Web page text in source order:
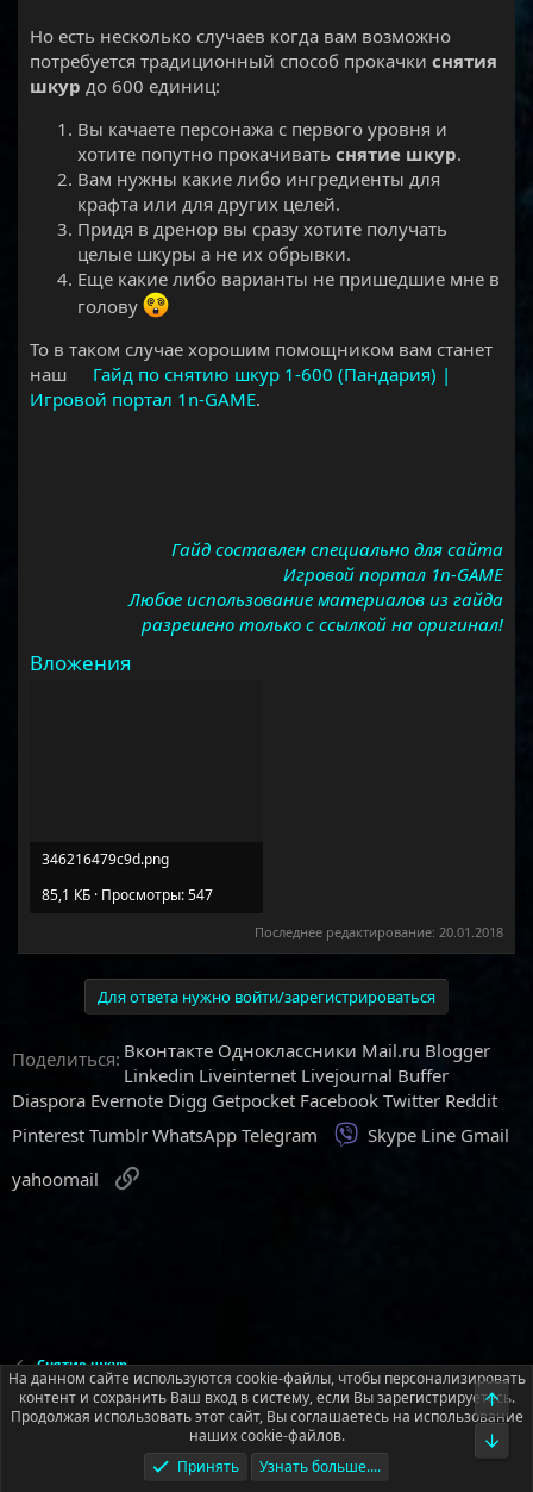
Но есть несколько случаев когда вам возможно
потребуется традиционный способ прокачки снятия
шкур до 600 единиц:
Вы качаете персонажа с первого уровня и
хотите попутно прокачивать снятие шкур.
Вам нужны какие либо ингредиенты для
крафта или для других целей.
Придя в дренор вы сразу хотите получать
целые шкуры а не их обрывки.
Еще какие либо варианты не пришедшие мне в
голову
То в таком случае хорошим помощником вам станет
наш
Гайд по снятию шкур 1-600 (Пандария) |
Игровой портал 1n-GAME.
Гайд составлен специально для сайта
Игровой портал 1n-GAME
Любое использование материалов из гайда
разрешено только с ссылкой на оригинал!
Вложения
346216479c9d.png
85,1 КБ · Просмотры: 547
Последнее редактирование: 20.01.2018
Для ответа нужно войти/зарегистрироваться
Поделиться: Вконтакте Одноклассники Mail.ru Blogger
Linkedin Liveinternet Livejournal Buffer
Diaspora Evernote Digg Getpocket Facebook Twitter Reddit
Pinterest Tumblr WhatsApp Telegram Viber
Skype Line Gmail
yahoomail
Снятие шкур
Русский (RU)
Условия и правила
Политика конфиденциальности
Помощь
На данном сайте используются cookie-файлы, чтобы персонализировать
контент и сохранить Ваш вход в систему, если Вы зарегистрируетесь.
Продолжая использовать этот сайт, Вы соглашаетесь на использование
наших cookie-файлов.
Принять
Узнать больше....
Верх
Низ